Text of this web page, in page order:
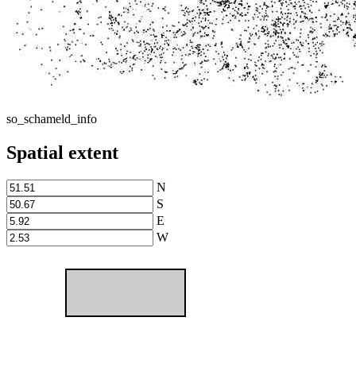
so_schameld_info
Spatial extent
N
S
E
W